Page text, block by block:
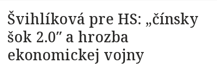
Švihlíková pre HS: „čínsky
šok 2.0″ a hrozba
ekonomickej vojny